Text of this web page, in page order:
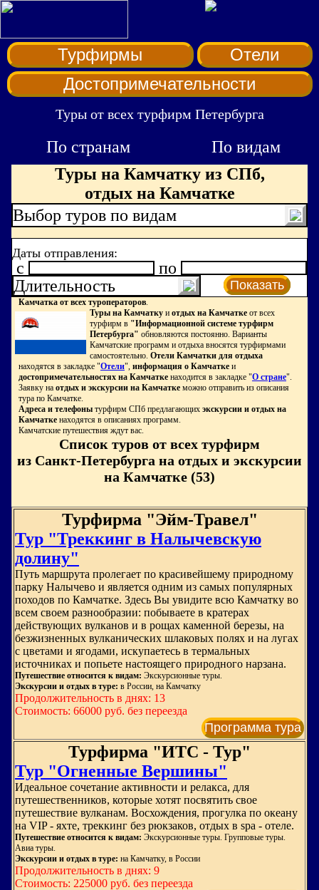
Турфирмы
Отели
Достопримечательности
Туры от всех турфирм Петербурга
По странам
По видам
Туры на Камчатку из СПб,
отдых на Камчатке
Выбор туров по видам
Даты отправления:
c
по
Длительность
Показать
Камчатка от всех туроператоров.
Туры на Камчатку и отдых на Камчатке от всех
турфирм в "Информационной системе турфирм
Петербурга" обновляются постоянно. Варианты
Камчатские программ и отдыха вносятся турфирмами
самостоятельно. Отели Камчатки для отдыха
находятся в закладке "Отели", информация о Камчатке и
достопримечательностях на Камчатке находится в закладке "О стране".
Заявку на отдых и экскурсии на Камчатке можно отправить из описания
тура по Камчатке.
Адреса и телефоны турфирм СПб предлагающих экскурсии и отдых на
Камчатке находятся в описаниях программ.
Камчатские путешествия ждут вас.
Список туров от всех турфирм
из Санкт-Петербурга на отдых и экскурсии
на Камчатке (53)
Турфирма "Эйм-Травел"
Тур "Треккинг в Налычевскую
долину"
Путь маршрута пролегает по красивейшему природному
парку Налычево и является одним из самых популярных
походов по Камчатке. Здесь Вы увидите всю Камчатку во
всем своем разнообразии: побываете в кратерах
действующих вулканов и в рощах каменной березы, на
безжизненных вулканических шлаковых полях и на лугах
с цветами и ягодами, искупаетесь в термальных
источниках и попьете настоящего природного нарзана.
Путешествие относится к видам: Экскурсионные туры.
Экскурсии и отдых в туре: в России, на Камчатку
Продолжительность в днях: 13
Стоимость: 66000 руб. без переезда
Программа тура
Турфирма "ИТС - Тур"
Тур "Огненные Вершины"
Идеальное сочетание активности и релакса, для
путешественников, которые хотят посвятить свое
путешествие вулканам. Восхождения, прогулка по океану
на VIP - яхте, треккинг без рюкзаков, отдых в spa - отеле.
Путешествие относится к видам: Экскурсионные туры. Групповые туры.
Авиа туры.
Экскурсии и отдых в туре: на Камчатку, в России
Продолжительность в днях: 9
Стоимость: 225000 руб. без переезда